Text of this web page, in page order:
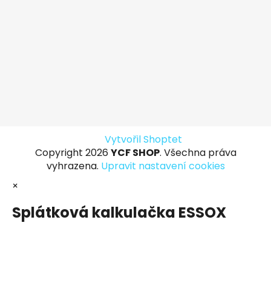
Vytvořil Shoptet
Copyright 2026 YCF SHOP. Všechna práva
vyhrazena. Upravit nastavení cookies
×
Splátková kalkulačka ESSOX